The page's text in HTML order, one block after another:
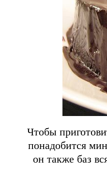
Чтобы
понадобится
он также баз